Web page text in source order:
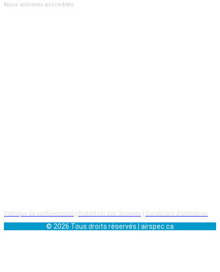
231, Armand-Bombardier
Nous sommes accrédités
Politique de confidentialité | Protection des données | Conditions d’utilisation
© 2026 Tous droits réservés | airspec.ca